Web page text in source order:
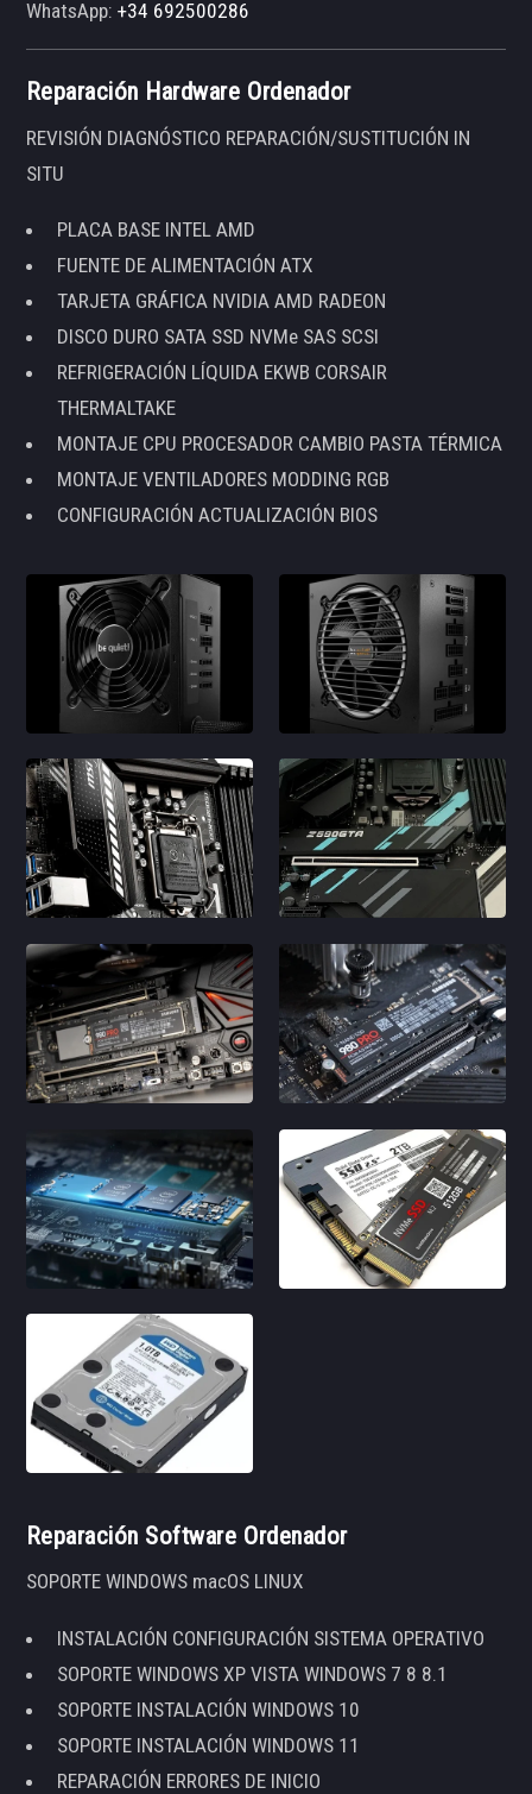
WhatsApp:+34 692500286
Reparación Hardware Ordenador
REVISIÓN DIAGNÓSTICO REPARACIÓN/SUSTITUCIÓN IN
SITU
PLACA BASE INTEL AMD
FUENTE DE ALIMENTACIÓN ATX
TARJETA GRÁFICA NVIDIA AMD RADEON
DISCO DURO SATA SSD NVMe SAS SCSI
REFRIGERACIÓN LÍQUIDA EKWB CORSAIR
THERMALTAKE
MONTAJE CPU PROCESADOR CAMBIO PASTA TÉRMICA
MONTAJE VENTILADORES MODDING RGB
CONFIGURACIÓN ACTUALIZACIÓN BIOS
Reparación Software Ordenador
SOPORTE WINDOWS macOS LINUX
INSTALACIÓN CONFIGURACIÓN SISTEMA OPERATIVO
SOPORTE WINDOWS XP VISTA WINDOWS 7 8 8.1
SOPORTE INSTALACIÓN WINDOWS 10
SOPORTE INSTALACIÓN WINDOWS 11
REPARACIÓN ERRORES DE INICIO